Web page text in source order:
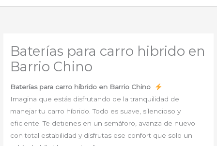
Baterías para carro hibrido en
Barrio Chino
Baterías para carro híbrido en Barrio Chino
Imagina que estás disfrutando de la tranquilidad de
manejar tu carro híbrido. Todo es suave, silencioso y
eficiente. Te detienes en un semáforo, avanza de nuevo
con total estabilidad y disfrutas ese confort que solo un